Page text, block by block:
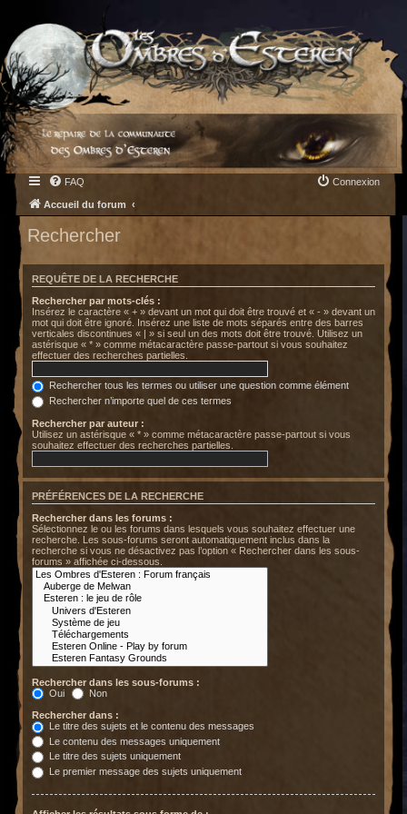
FAQ Connexion
Accueil du forum
Rechercher
REQUÊTE DE LA RECHERCHE
Rechercher par mots-clés :
Insérez le caractère « + » devant un mot qui doit être trouvé et « - » devant un
mot qui doit être ignoré. Insérez une liste de mots séparés entre des barres
verticales discontinues « | » si seul un des mots doit être trouvé. Utilisez un
astérisque « * » comme métacaractère passe-partout si vous souhaitez
effectuer des recherches partielles.
Rechercher tous les termes ou utiliser une question comme élément
Rechercher n’importe quel de ces termes
Rechercher par auteur :
Utilisez un astérisque « * » comme métacaractère passe-partout si vous
souhaitez effectuer des recherches partielles.
PRÉFÉRENCES DE LA RECHERCHE
Rechercher dans les forums :
Sélectionnez le ou les forums dans lesquels vous souhaitez effectuer une
recherche. Les sous-forums seront automatiquement inclus dans la
recherche si vous ne désactivez pas l’option « Rechercher dans les sous-
forums » affichée ci-dessous.
Rechercher dans les sous-forums :
Oui
Non
Rechercher dans :
Le titre des sujets et le contenu des messages
Le contenu des messages uniquement
Le titre des sujets uniquement
Le premier message des sujets uniquement